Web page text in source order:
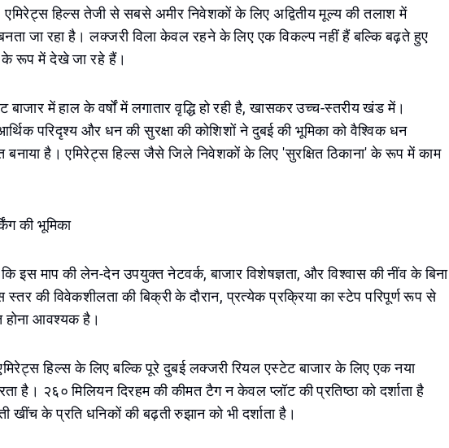
हिल्स तेजी से सबसे अमीर निवेशकों के लिए अद्वितीय मूल्य की तलाश में
जा रहा है। लक्जरी विला केवल रहने के लिए एक विकल्प नहीं हैं बल्कि बढ़ते हुए
के रूप में देखे जा रहे हैं।
में हाल के वर्षों में लगातार वृद्धि हो रही है, खासकर उच्च-स्तरीय खंड में।
परिदृश्य और धन की सुरक्षा की कोशिशों ने दुबई की भूमिका को वैश्विक धन
बनाया है। एमिरेट्स हिल्स जैसे जिले निवेशकों के लिए 'सुरक्षित ठिकाना' के रूप में काम
की भूमिका
इस माप की लेन-देन उपयुक्त नेटवर्क, बाजार विशेषज्ञता, और विश्वास की नींव के बिना
की विवेकशीलता की बिक्री के दौरान, प्रत्येक प्रक्रिया का स्टेप परिपूर्ण रूप से
होना आवश्यक है।
हिल्स के लिए बल्कि पूरे दुबई लक्जरी रियल एस्टेट बाजार के लिए एक नया
है। २६० मिलियन दिरहम की कीमत टैग न केवल प्लॉट की प्रतिष्ठा को दर्शाता है
खींच के प्रति धनिकों की बढ़ती रुझान को भी दर्शाता है।